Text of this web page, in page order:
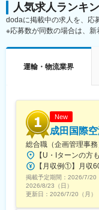
人気求人ランキ
dodaに掲載中の求人を、応
※応募数が同数の場合は、新
運輸・物流業界
New
成田国際
総合職（企画管理事
掲載予定期間： 2026/7/20
2026/8/23（日）
更新日： 2026/7/20（月）